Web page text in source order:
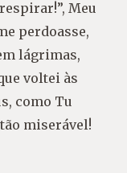
Meu
perdoasse,
lágrimas,
voltei às
como Tu
miserável!